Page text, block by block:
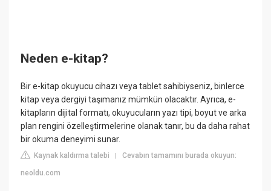
Neden e-kitap?
Bir e-kitap okuyucu cihazı veya tablet sahibiyseniz, binlerce
kitap veya dergiyi taşımanız mümkün olacaktır. Ayrıca, e-
kitapların dijital formatı, okuyucuların yazı tipi, boyut ve arka
plan rengini özelleştirmelerine olanak tanır, bu da daha rahat
bir okuma deneyimi sunar.
Kaynak kaldırma talebi |Cevabın tamamını burada okuyun:
neoldu.com